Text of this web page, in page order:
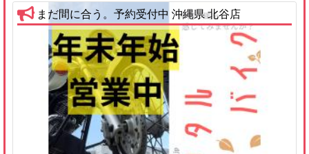
まだ間に合う。予約受付中 沖縄県 北谷店